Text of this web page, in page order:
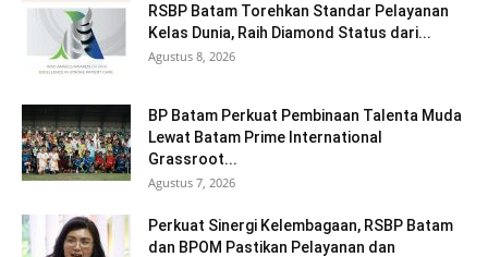
RSBP Batam Torehkan Standar Pelayanan
Kelas Dunia, Raih Diamond Status dari...
Agustus 8, 2026
BP Batam Perkuat Pembinaan Talenta Muda
Lewat Batam Prime International
Grassroot...
Agustus 7, 2026
Perkuat Sinergi Kelembagaan, RSBP Batam
dan BPOM Pastikan Pelayanan dan